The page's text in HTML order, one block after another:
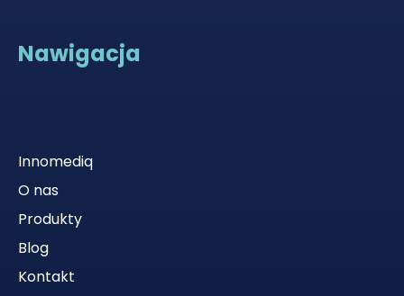
Nawigacja
Innomediq
O nas
Produkty
Blog
Kontakt